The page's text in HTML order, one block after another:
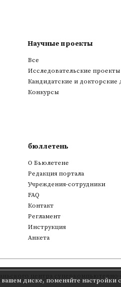
диске, поменяйте настройки
Научные проекты
Все
Исследовательские проекты
Кандидатские и докторские
Конкурсы
бюллетень
О Бьюлетене
Редакция портала
Учреждения-сотрудники
FAQ
Контакт
Регламент
Инструкция
Анкета
центра суперкомпьютерно-